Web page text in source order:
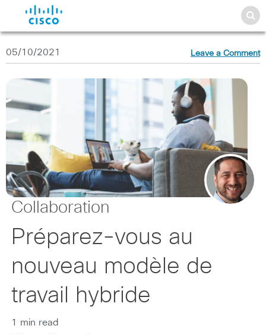
05/10/2021 Leave a Comment
Collaboration
Préparez-vous au
nouveau modèle de
travail hybride
1 min read